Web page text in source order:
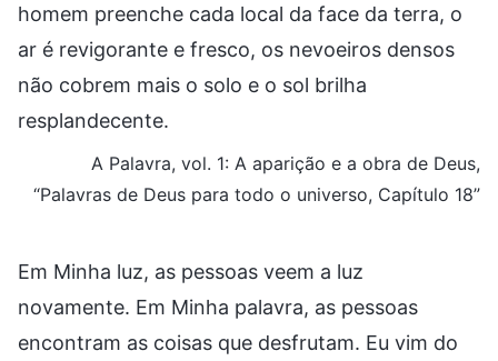
homem preenche cada local da face da terra, o
ar é revigorante e fresco, os nevoeiros densos
não cobrem mais o solo e o sol brilha
resplandecente.
A Palavra, vol. 1: A aparição e a obra de Deus,
“Palavras de Deus para todo o universo, Capítulo 18”
Em Minha luz, as pessoas veem a luz
novamente. Em Minha palavra, as pessoas
encontram as coisas que desfrutam. Eu vim do